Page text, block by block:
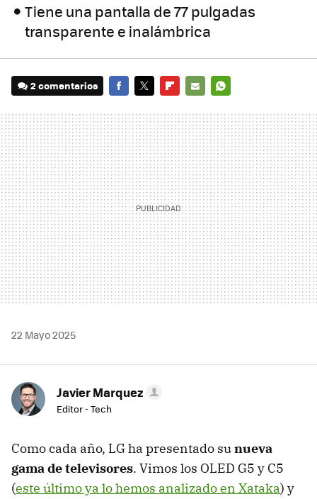
Tiene una pantalla de 77 pulgadas
transparente e inalámbrica
2 comentarios
MAIL
22 Mayo 2025
Javier Marquez
Editor - Tech
Como cada año, LG ha presentado sunueva
gama de televisores. Vimos los OLED G5 y C5
(este último ya lo hemos analizado en Xataka) y